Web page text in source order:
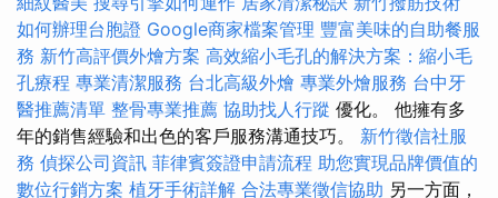
如何辦理台胞證 Google商家檔案管理 豐富美味的自助餐服
務 新竹高評價外燴方案 高效縮小毛孔的解決方案：縮小毛
孔療程 專業清潔服務 台北高級外燴 專業外燴服務 台中牙
醫推薦清單 整骨專業推薦 協助找人行蹤 優化。 他擁有多
年的銷售經驗和出色的客戶服務溝通技巧。 新竹徵信社服
務 偵探公司資訊 菲律賓簽證申請流程 助您實現品牌價值的
數位行銷方案 植牙手術詳解 合法專業徵信協助 另一方面，